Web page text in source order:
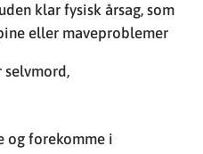
og forekomme i
som major depression,
(dysthymi) og bipolær
veksler med
af genetisk,